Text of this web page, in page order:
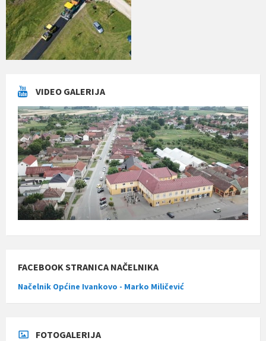
VIDEO GALERIJA
FACEBOOK STRANICA NAČELNIKA
Načelnik Općine Ivankovo - Marko Miličević
FOTOGALERIJA